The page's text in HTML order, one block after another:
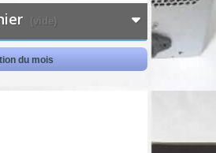
(vide)
du mois